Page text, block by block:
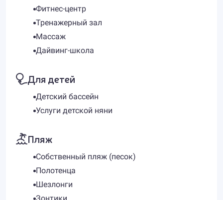
Фитнес-центр
Тренажерный зал
Массаж
Дайвинг-школа
Для детей
Детский бассейн
Услуги детской няни
Пляж
Собственный пляж (песок)
Полотенца
Шезлонги